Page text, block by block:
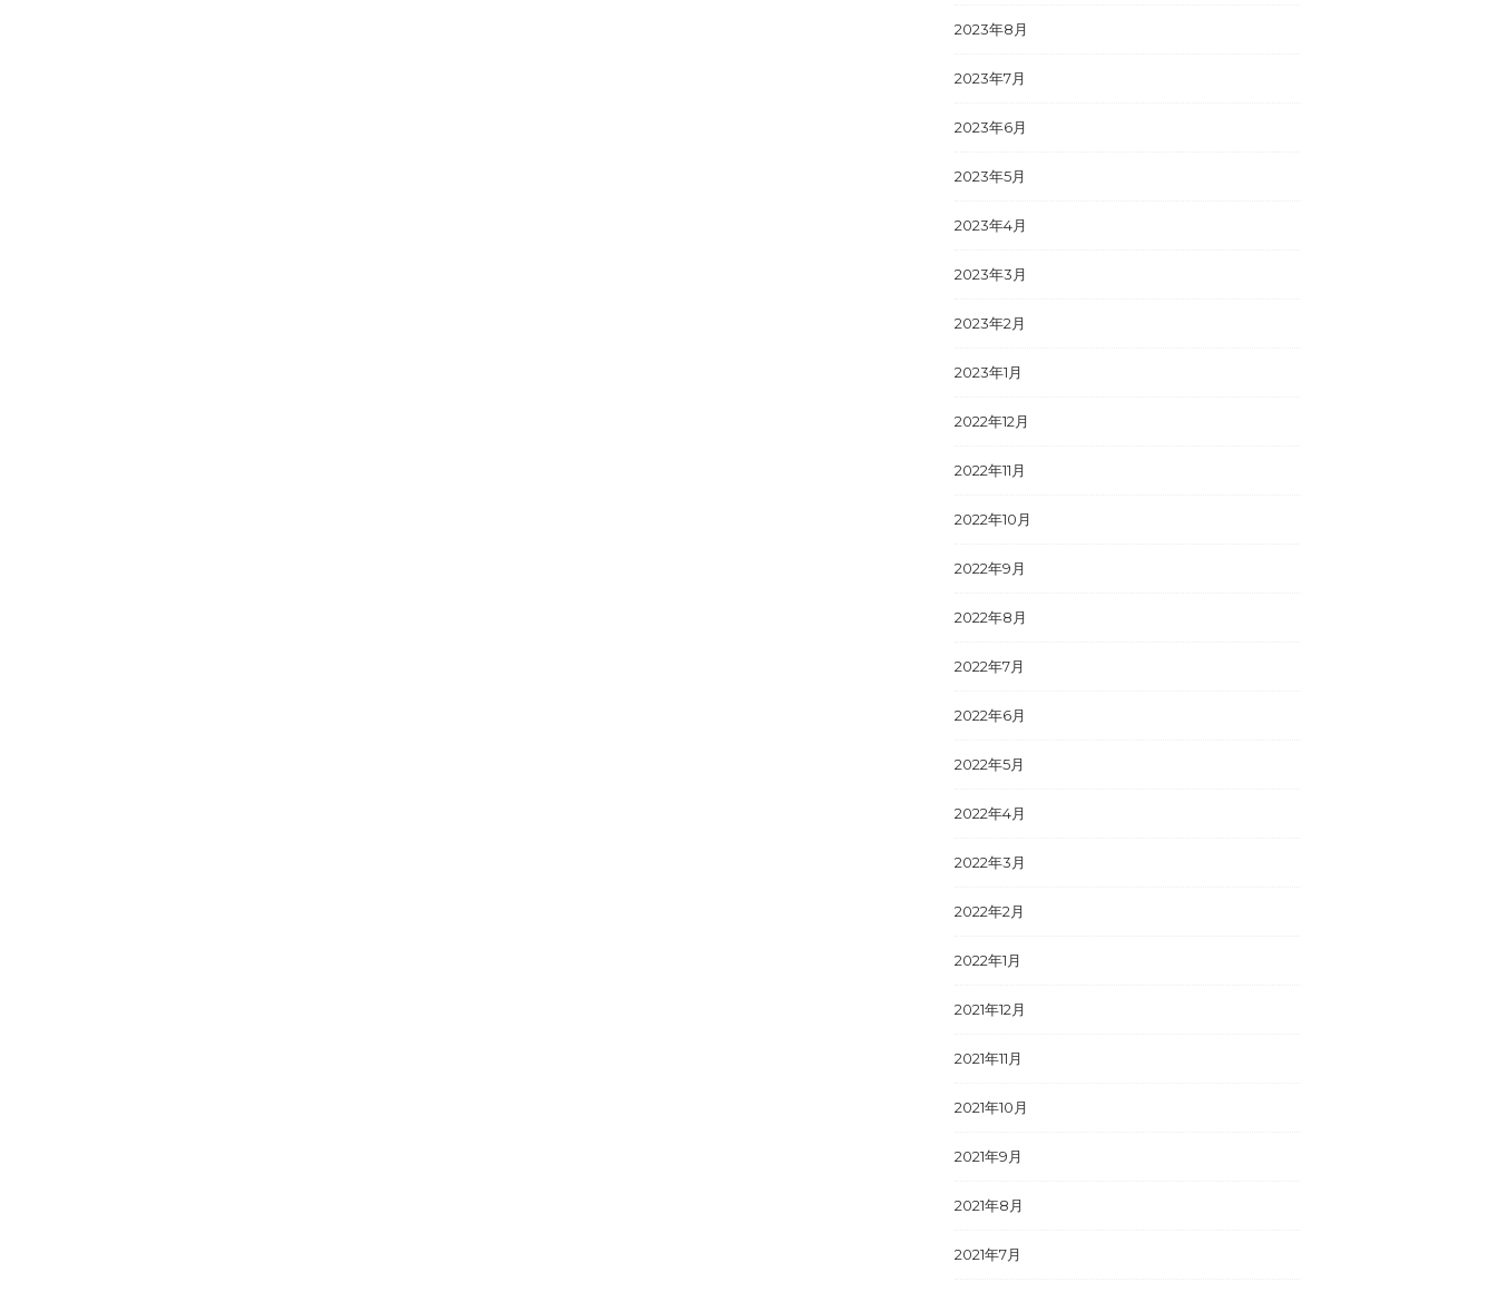
2023年8月
2023年7月
2023年6月
2023年5月
2023年4月
2023年3月
2023年2月
2023年1月
2022年12月
2022年11月
2022年10月
2022年9月
2022年8月
2022年7月
2022年6月
2022年5月
2022年4月
2022年3月
2022年2月
2022年1月
2021年12月
2021年11月
2021年10月
2021年9月
2021年8月
2021年7月